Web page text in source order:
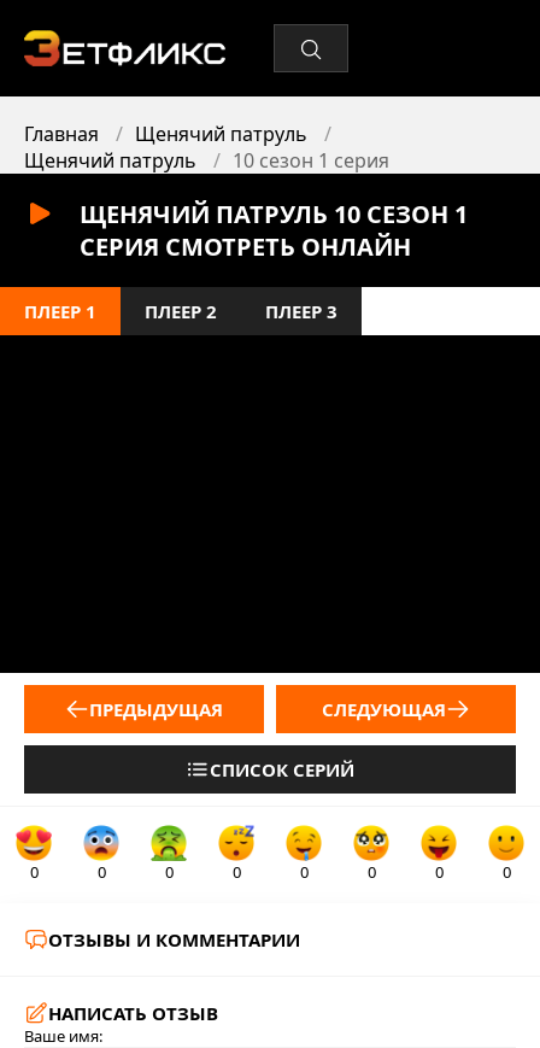
Главная
Щенячий патруль
Щенячий патруль
10 сезон 1 серия
ЩЕНЯЧИЙ ПАТРУЛЬ 10 СЕЗОН 1
СЕРИЯ СМОТРЕТЬ ОНЛАЙН
ПЛЕЕР 1 ПЛЕЕР 2 ПЛЕЕР 3
ПРЕДЫДУЩАЯ
СПИСОК СЕРИЙ
СЛЕДУЮЩАЯ
0 0 0 0 0 0 0 0
ОТЗЫВЫ И КОММЕНТАРИИ
НАПИСАТЬ ОТЗЫВ
Ваше имя: